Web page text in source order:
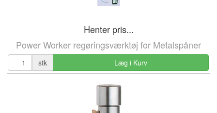
Henter pris...
Power Worker regøringsværktøj for Metalspåner
stk Læg i Kurv